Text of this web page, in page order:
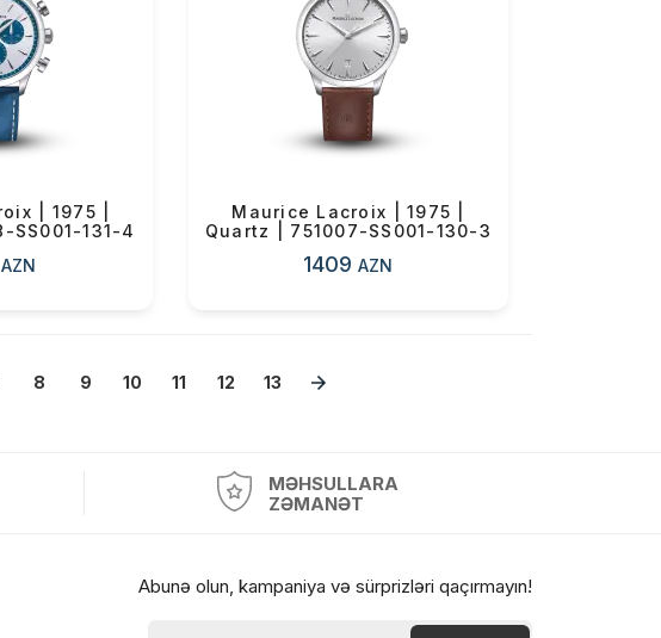
| 1975 |
SS001-131-4
AZN
Maurice Lacroix | 1975 |
Quartz | 751007-SS001-130-3
1409AZN
8 9 10 11 12 13
MƏHSULLARA
ZƏMANƏT
Abunə olun, kampaniya və sürprizləri qaçırmayın!